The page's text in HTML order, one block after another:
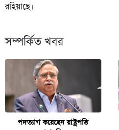
রহিয়াছে।
সম্পর্কিত খবর
পদত্যাগ করেছেন রাষ্ট্রপতি